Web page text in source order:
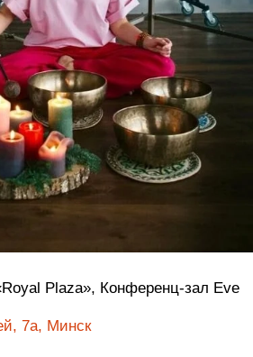
Plaza», Конференц-зал Eve
7а, Минск